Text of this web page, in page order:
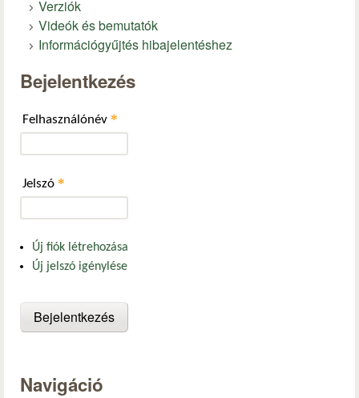
Verziók
Videók és bemutatók
Információgyűjtés hibajelentéshez
Bejelentkezés
Felhasználónév *
Jelszó *
Új fiók létrehozása
Új jelszó igénylése
Navigáció